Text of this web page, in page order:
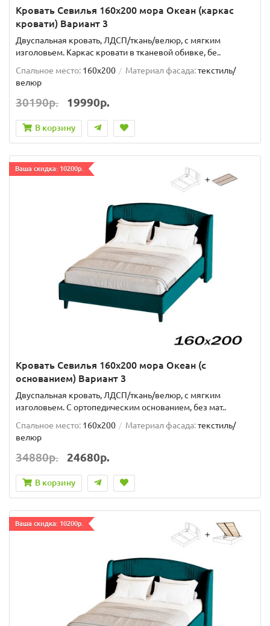
Кровать Севилья 160х200 мора Океан (каркас
кровати) Вариант 3
Двуспальная кровать, ЛДСП/ткань/велюр, с мягким
изголовьем. Каркас кровати в тканевой обивке, бе..
Спальное место: 160x200 Материал фасада:текстиль/
велюр
30190р. 19990р.
В корзину
Ваша скидка: 10200р.
Кровать Севилья 160х200 мора Океан (с
основанием) Вариант 3
Двуспальная кровать, ЛДСП/ткань/велюр, с мягким
изголовьем. C ортопедическим основанием, без мат..
Спальное место: 160x200 Материал фасада:текстиль/
велюр
34880р. 24680р.
В корзину
Ваша скидка: 10200р.